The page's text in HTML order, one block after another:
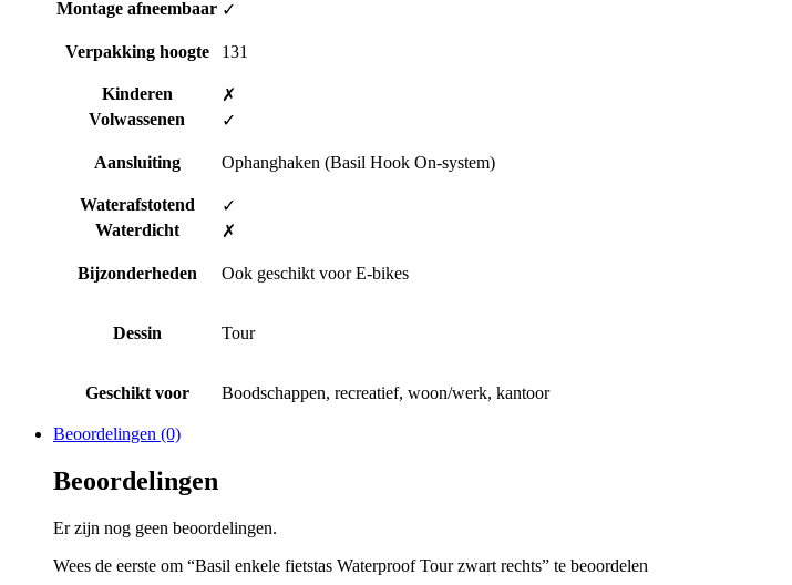
Montage afneembaar ✓
Verpakking hoogte 131
Kinderen
✗
Volwassenen
✓
Aansluiting Ophanghaken (Basil Hook On-system)
Waterafstotend
✓
Waterdicht
✗
Bijzonderheden Ook geschikt voor E-bikes
Dessin Tour
Geschikt voor Boodschappen, recreatief, woon/werk, kantoor
Beoordelingen (0)
Beoordelingen
Er zijn nog geen beoordelingen.
Wees de eerste om “Basil enkele fietstas Waterproof Tour zwart rechts” te beoordelen